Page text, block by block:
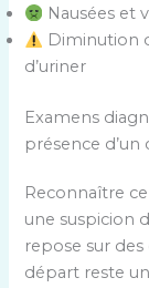
Nausées et
Diminution
d’uriner
Examens
présence d’un
Reconnaître
une suspicion
repose sur
départ reste